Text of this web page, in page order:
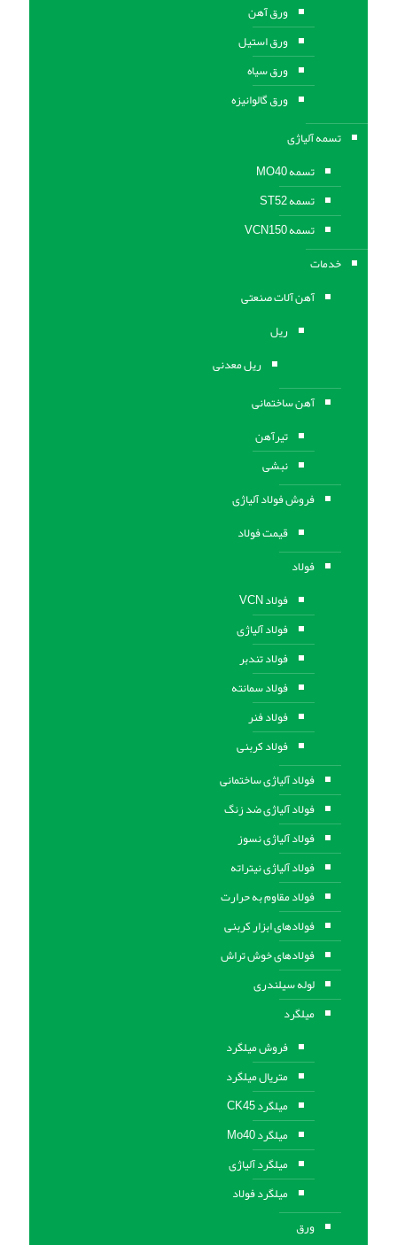
ورق آهن
ورق استیل
ورق سیاه
ورق گالوانیزه
تسمه آلیاژی
تسمه MO40
تسمه ST52
تسمه VCN150
خدمات
آهن آلات صنعتی
ریل
ریل معدنی
آهن ساختمانی
تیرآهن
نبشی
فروش فولاد آلیاژی
قیمت فولاد
فولاد
فولاد VCN
فولاد آلیاژی
فولاد تندبر
فولاد سمانته
فولاد فنر
فولاد کربنی
فولاد آلیاژی ساختمانی
فولاد آلیاژی ضد زنگ
فولاد آلیاژی نسوز
فولاد آلیاژی نیتراته
فولاد مقاوم به حرارت
فولادهای ابزار کربنی
فولادهای خوش تراش
لوله سیلندری
میلگرد
فروش میلگرد
متریال میلگرد
میلگرد CK45
میلگرد Mo40
میلگرد آلیاژی
میلگرد فولاد
ورق